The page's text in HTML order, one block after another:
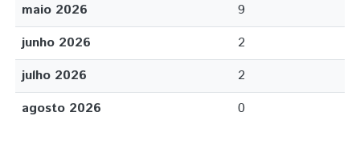
maio 2026
9
junho 2026
2
julho 2026
2
agosto 2026
0